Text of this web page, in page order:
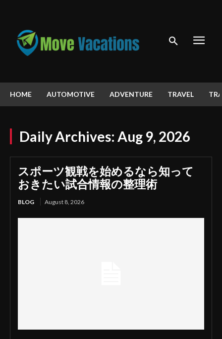
HOME AUTOMOTIVE ADVENTURE TRAVEL
Daily Archives: Aug 9, 2026
スポーツ観戦を始めるなら知って
おきたい試合情報の整理術
BLOG August 8, 2026